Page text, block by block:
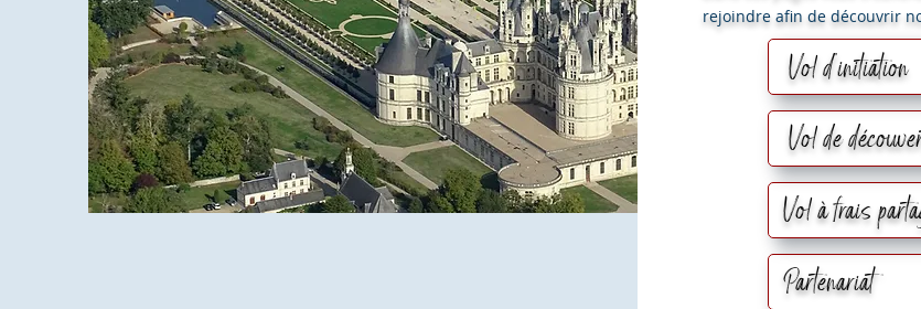
rejoindre afin de découvrir
Vol d'initiation
Vol de
Vol à frais
Partenariat